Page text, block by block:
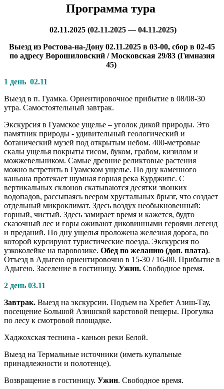
Программа тура
02.11.2025 (02.11.2025 — 04.11.2025)
Выезд из Ростова-на-Дону 02.11.2025 в 03-00, сбор в 02-45
по адресу Ворошиловский / Московская 29/83 (Гимназия
45)
1 день 02.11
Выезд в п. Гуамка. Ориентировочное прибытие в 08/08-30
утра. Самостоятельный завтрак.
Экскурсия в Гуамское ущелье – уголок дикой природы. Это
памятник природы - удивительный геологический и
ботанический музей под открытым небом. 400-метровые
скалы ущелья покрыты тисом, буком, грабом, кизилом и
можжевельником. Самые древние реликтовые растения
можно встретить в Гуамском ущелье. По дну каменного
каньона протекает шумная горная река Курджипс. С
вертикальных склонов скатываются десятки звонких
водопадов, рассыпаясь веером хрустальных брызг, что создает
отдельный микроклимат. Здесь воздух необыкновенный:
горный, чистый. Здесь замирает время и кажется, будто
сказочный лес и горы оживают диковинными героями легенд
и преданий. По дну ущелья проложена железная дорога, по
которой курсируют туристические поезда. Экскурсия по
узкоколейке на паровозике. Обед по желанию (доп. плата).
Отъезд в Адыгею ориентировочно в 15-30 / 16-00. Прибытие в
Адыгею. Заселение в гостиницу. Ужин. Свободное время.
2 день 03.11
Завтрак. Выезд на экскурсии. Подъем на Хребет Азиш-Тау,
посещение Большой Азишской карстовой пещеры. Прогулка
по лесу к смотровой площадке.
Хаджохская теснина - каньон реки Белой.
Выезд на Термальные источники (иметь купальные
принадлежности и полотенце).
Возвращение в гостиницу. Ужин. Свободное время.